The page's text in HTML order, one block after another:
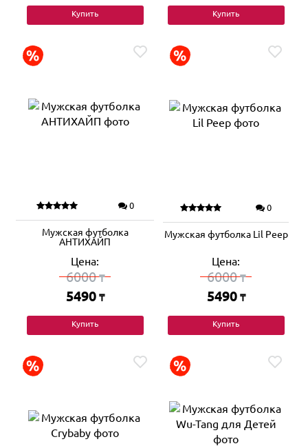
Купить Купить
0
Мужская футболка
АНТИХАЙП
Цена:
6000₸
5490 ₸
Купить
0
Мужская футболка Lil Peep
Цена:
6000₸
5490 ₸
Купить